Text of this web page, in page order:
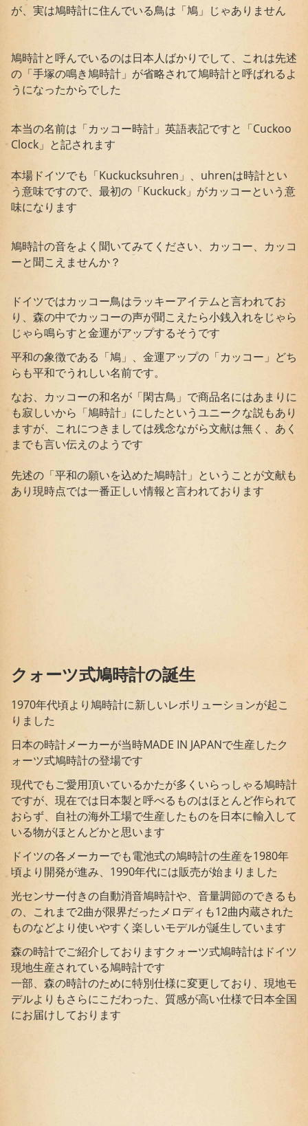
が、実は鳩時計に住んでいる鳥は「鳩」じゃありません
鳩時計と呼んでいるのは日本人ばかりでして、これは先述
の「手塚の鳴き鳩時計」が省略されて鳩時計と呼ばれるよ
うになったからでした
本当の名前は「カッコー時計」英語表記ですと「Cuckoo
Clock」と記されます
本場ドイツでも「Kuckucksuhren」、uhrenは時計とい
う意味ですので、最初の「Kuckuck」がカッコーという意
味になります
鳩時計の音をよく聞いてみてください、カッコー、カッコ
ーと聞こえませんか？
ドイツではカッコー鳥はラッキーアイテムと言われてお
り、森の中でカッコーの声が聞こえたら小銭入れをじゃら
じゃら鳴らすと金運がアップするそうです
平和の象徴である「鳩」、金運アップの「カッコー」どち
らも平和でうれしい名前です。
なお、カッコーの和名が「閑古鳥」で商品名にはあまりに
も寂しいから「鳩時計」にしたというユニークな説もあり
ますが、これにつきましては残念ながら文献は無く、あく
までも言い伝えのようです
先述の「平和の願いを込めた鳩時計」ということが文献も
あり現時点では一番正しい情報と言われております
クォーツ式鳩時計の誕生
1970年代頃より鳩時計に新しいレボリューションが起こ
りました
日本の時計メーカーが当時MADE IN JAPANで生産したク
ォーツ式鳩時計の登場です
現代でもご愛用頂いているかたが多くいらっしゃる鳩時計
ですが、現在では日本製と呼べるものはほとんど作られて
おらず、自社の海外工場で生産したものを日本に輸入して
いる物がほとんどかと思います
ドイツの各メーカーでも電池式の鳩時計の生産を1980年
頃より開発が進み、1990年代には販売が始まりました
光センサー付きの自動消音鳩時計や、音量調節のできるも
の、これまで2曲が限界だったメロディも12曲内蔵された
ものなどより使いやすく楽しいモデルが誕生しています
森の時計でご紹介しておりますクォーツ式鳩時計はドイツ
現地生産されている鳩時計です
一部、森の時計のために特別仕様に変更しており、現地モ
デルよりもさらにこだわった、質感が高い仕様で日本全国
にお届けしております